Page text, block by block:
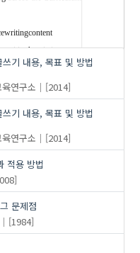
기위한글쓰기
기 내용, 목표 및 방법
연구소
[2014]
기 내용, 목표 및 방법
연구소
[2014]
적용 방법
문제점
[1984]